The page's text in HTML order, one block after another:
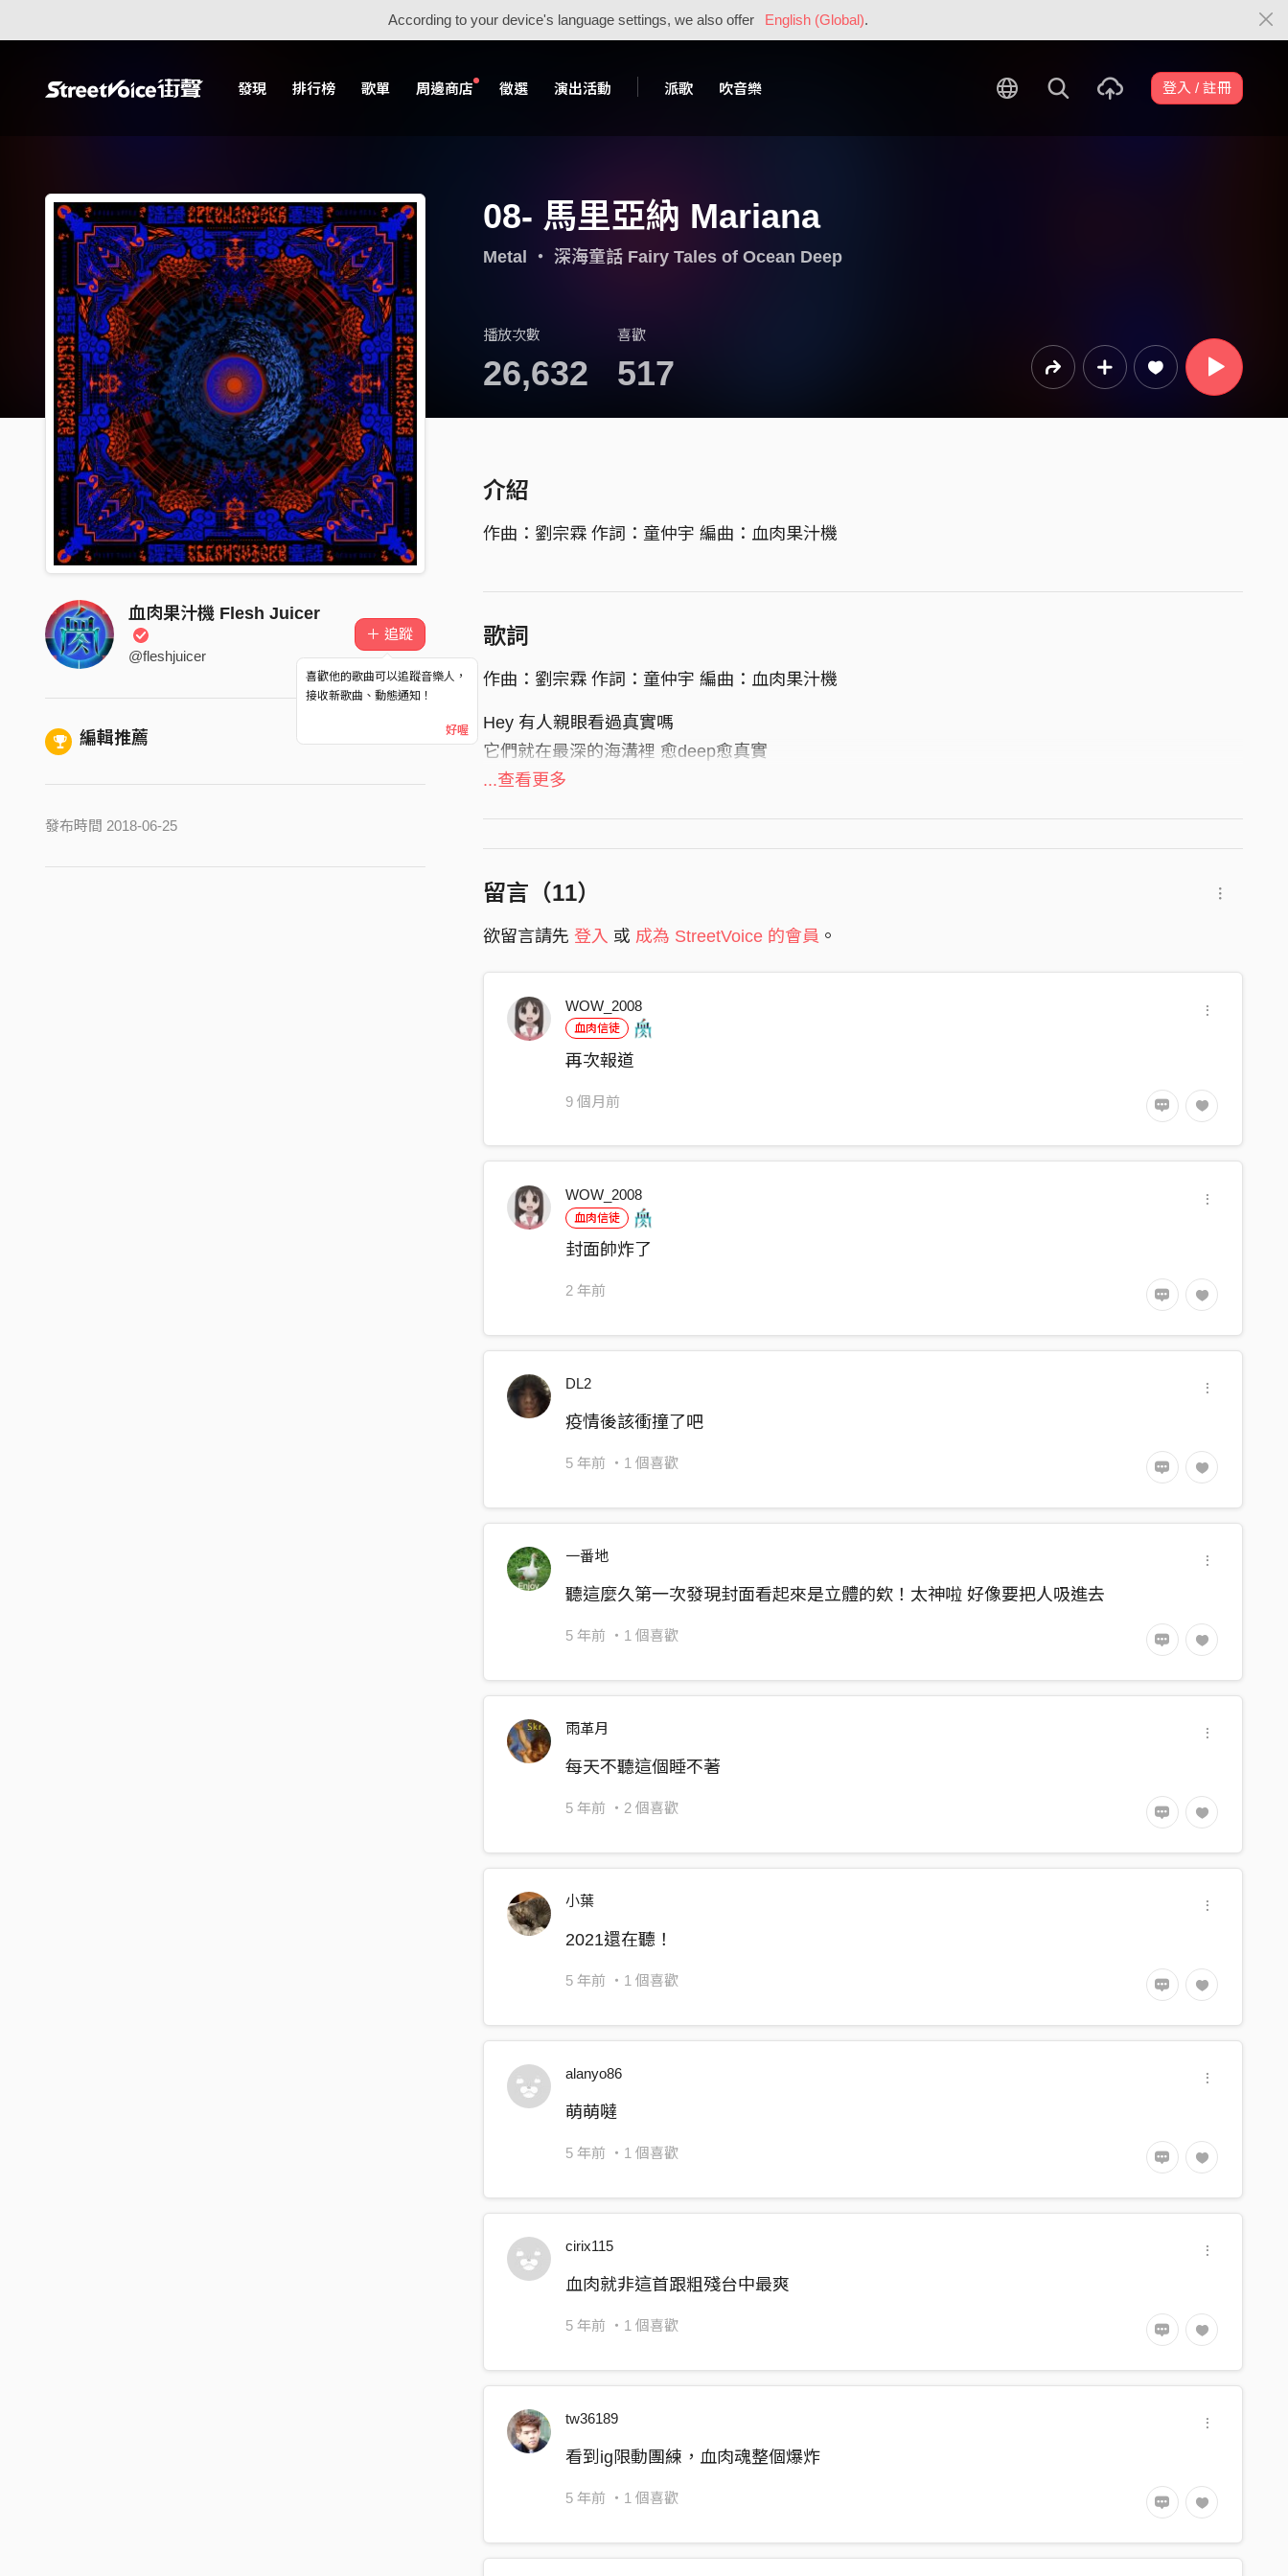
According to your device's language settings, we also offer English (Global).
發現 排行榜 歌單 周邊商店 徵選 演出活動 派歌 吹音樂 登入 / 註冊
08- 馬里亞納 Mariana
Metal ・ 深海童話 Fairy Tales of Ocean Deep
播放次數
26,632
喜歡
517
血肉果汁機 Flesh Juicer
@fleshjuicer
＋ 追蹤
喜歡他的歌曲可以追蹤音樂人，
接收新歌曲、動態通知！
好喔
編輯推薦
發布時間 2018-06-25
介紹
作曲：劉宗霖 作詞：童仲宇 編曲：血肉果汁機
歌詞
作曲：劉宗霖 作詞：童仲宇 編曲：血肉果汁機
Hey 有人親眼看過真實嗎
它們就在最深的海溝裡 愈deep愈真實
愈deep愈深 愈深愈真
但是明天對死人是一點意義都沒有
我是一個成功的人 你知道嗎
還要你爸再repeat一次嗎
我的心情
從來就不是寫給白痴看
我的字 我的名 我的感覺
為了作他乾兒子得到尊敬
你知不知道他都知道他知道你的名字
他知道你欠什麼
這黑暗正在抓我
你說的是非情愛 全部都shit
你這個成功的人 是非情愛all shit
我有我的苦衷 我講不出來
我失去了原來的心 你的眼睛怎麼這麼的美
我是ㄧ個失敗的人 為了好處背叛我的良心
愈deep愈深 愈深愈真
我是ㄧ個失敗的人 為了利益交易我的聖靈
...查看更多
留言（11）
欲留言請先 登入 或 成為 StreetVoice 的會員 。
WOW_2008
血肉信徒
再次報道
9 個月前
WOW_2008
血肉信徒
封面帥炸了
2 年前
DL2
疫情後該衝撞了吧
5 年前 ・1 個喜歡
一番地
聽這麼久第一次發現封面看起來是立體的欸！太神啦 好像要把人吸進去
5 年前 ・1 個喜歡
雨革月
每天不聽這個睡不著
5 年前 ・2 個喜歡
小葉
2021還在聽！
5 年前 ・1 個喜歡
alanyo86
萌萌噠
5 年前 ・1 個喜歡
cirix115
血肉就非這首跟粗殘台中最爽
5 年前 ・1 個喜歡
tw36189
看到ig限動團練，血肉魂整個爆炸
5 年前 ・1 個喜歡